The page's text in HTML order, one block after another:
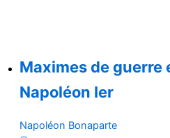
Maximes de guerre
Napoléon Ier
Napoléon Bonaparte